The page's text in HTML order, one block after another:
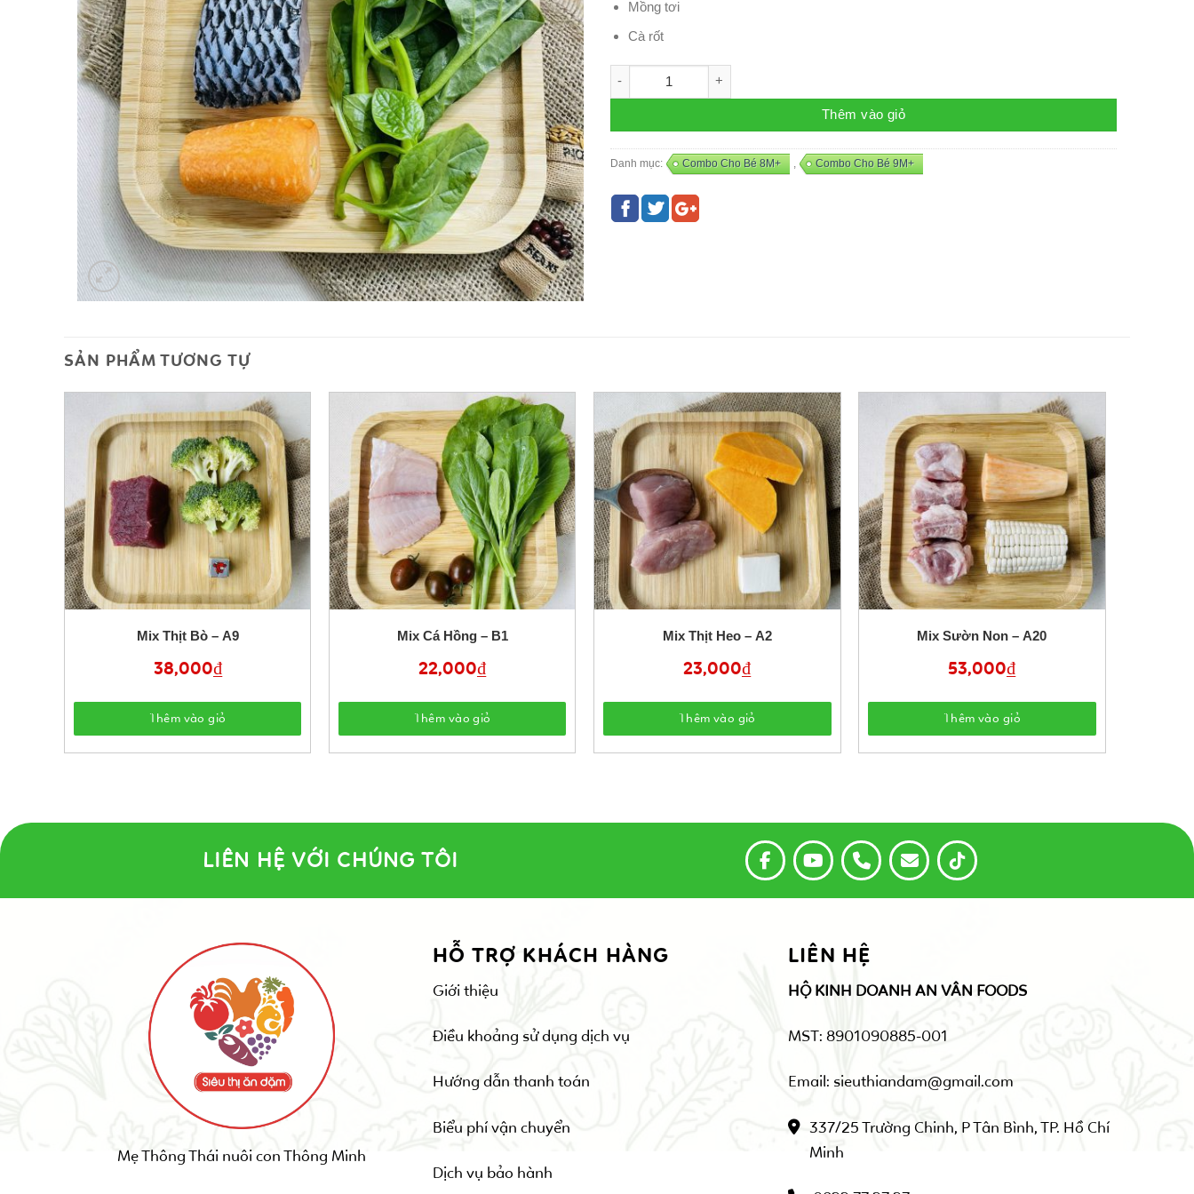
Mồng tơi
Cà rốt
Thêm vào giỏ
Danh mục: Combo Cho Bé 8M+ , Combo Cho Bé 9M+
SẢN PHẨM TƯƠNG TỰ
Mix Thịt Bò – A9
38,000₫
Thêm vào giỏ
Mix Cá Hồng – B1
22,000₫
Thêm vào giỏ
Mix Thịt Heo – A2
23,000₫
Thêm vào giỏ
Mix Sườn Non – A20
53,000₫
Thêm vào giỏ
LIÊN HỆ VỚI CHÚNG TÔI
Mẹ Thông Thái nuôi con Thông Minh
HỖ TRỢ KHÁCH HÀNG
Giới thiệu
Điều khoảng sử dụng dịch vụ
Hướng dẫn thanh toán
Biểu phí vận chuyển
Dịch vụ bảo hành
LIÊN HỆ
HỘ KINH DOANH AN VÂN FOODS
MST: 8901090885-001
Email: sieuthiandam@gmail.com
337/25 Trường Chinh, P Tân Bình, TP. Hồ Chí
Minh